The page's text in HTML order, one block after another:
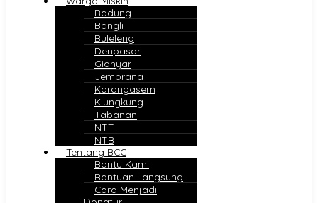
Badung
Bangli
Buleleng
Denpasar
Gianyar
Jembrana
Karangasem
Klungkung
Tabanan
NTT
NTB
Tentang BCC
Bantu Kami
Bantuan Langsung
Cara Menjadi